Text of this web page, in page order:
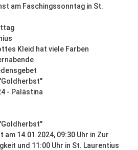
am Faschingssonntag in St.
Kleid hat viele Farben
- Palästina
14.01.2024, 09:30 Uhr in Zur
und 11:00 Uhr in St. Laurentius